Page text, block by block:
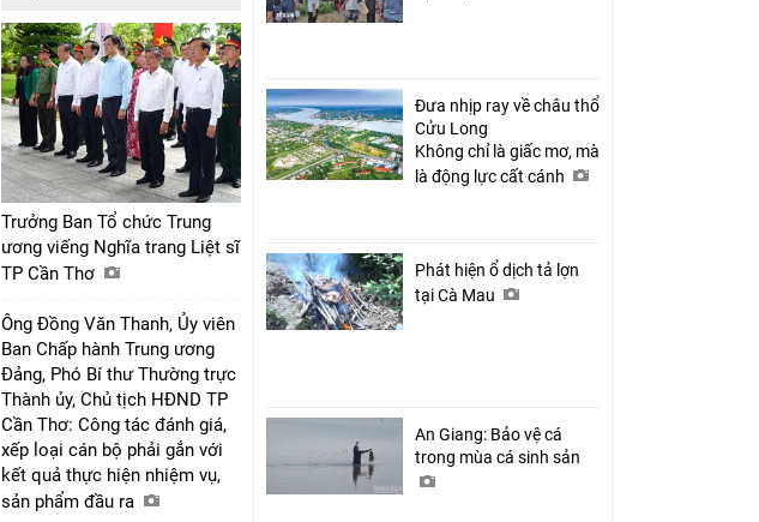
Trưởng Ban Tổ chức Trung
ương viếng Nghĩa trang Liệt sĩ
TP Cần Thơ
Ông Đồng Văn Thanh, Ủy viên
Ban Chấp hành Trung ương
Đảng, Phó Bí thư Thường trực
Thành ủy, Chủ tịch HĐND TP
Cần Thơ: Công tác đánh giá,
xếp loại cán bộ phải gắn với
kết quả thực hiện nhiệm vụ,
sản phẩm đầu ra
Đưa nhịp ray về châu thổ
Cửu Long
Không chỉ là giấc mơ, mà
là động lực cất cánh
Phát hiện ổ dịch tả lợn
tại Cà Mau
An Giang: Bảo vệ cá
trong mùa cá sinh sản